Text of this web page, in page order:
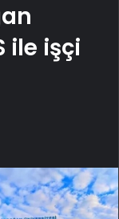
ile işçi